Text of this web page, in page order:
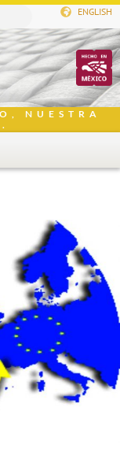
ENGLISH
NUESTRA